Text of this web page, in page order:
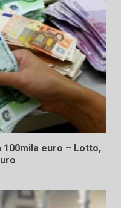
euro – Lotto,